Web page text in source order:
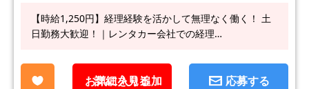
【時給1,250円】経理経験を活かして無理なく働く！ 土
日勤務大歓迎！｜レンタカー会社での経理…
お気に入り追加
詳細を見る 応募する